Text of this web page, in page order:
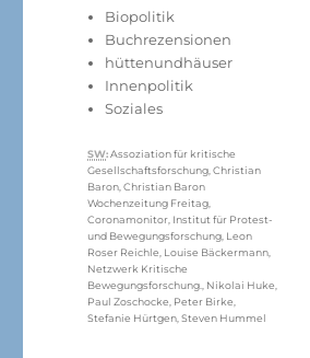
Kategorien
Biopolitik
Buchrezensionen
hüttenundhäuser
Innenpolitik
Soziales
Schlagwörter
SW:Assoziation für kritische
Gesellschaftsforschung ,Christian
Baron ,Christian Baron
Wochenzeitung Freitag
Coronamonitor Institut für Protest-
und Bewegungsforschung Leon
Roser Reichle Louise Bäckermann
Netzwerk Kritische
Bewegungsforschung.
Nikolai Huke
Paul Zoschocke Peter Birke
Stefanie Hürtgen ,Steven Hummel